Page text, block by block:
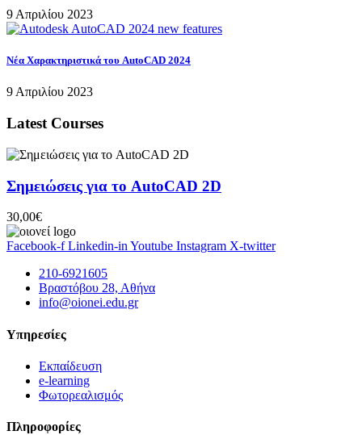
9 Απριλίου 2023
Νέα Χαρακτηριστικά του AutoCAD 2024
9 Απριλίου 2023
Latest Courses
Σημειώσεις για το AutoCAD 2D
30,00€
Facebook-f Linkedin-in Youtube Instagram X-twitter
210-6921605
Βραστόβου 28, Αθήνα
info@oionei.edu.gr
Υπηρεσίες
Εκπαίδευση
e-learning
Φωτορεαλισμός
Πληροφορίες